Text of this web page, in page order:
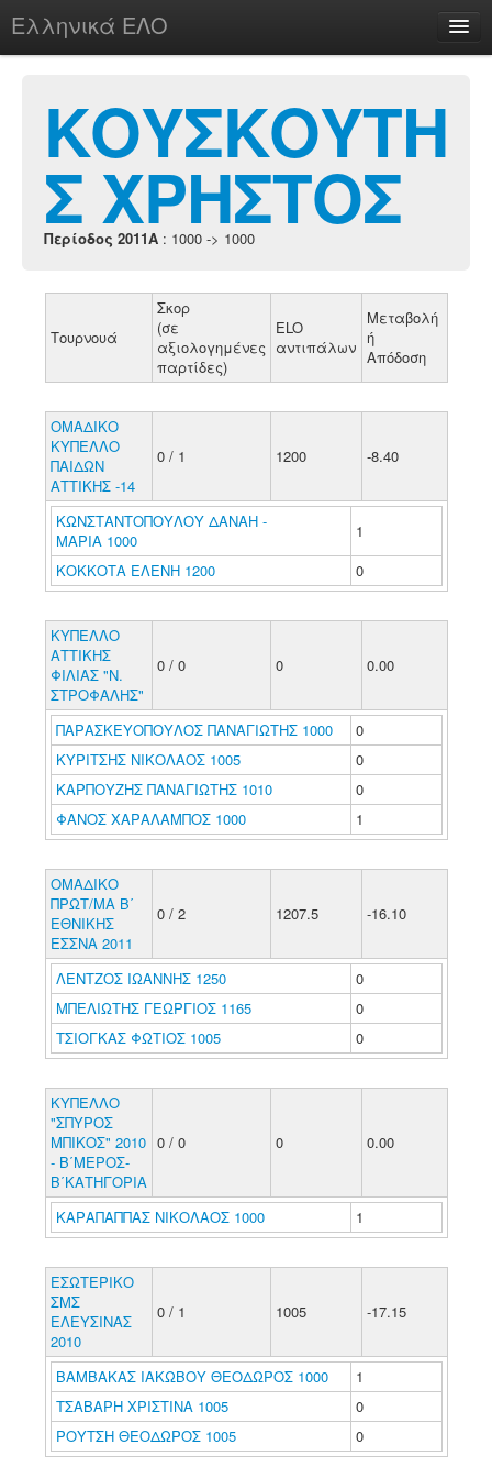
Ελληνικά ΕΛΟ
chesstu.be @ discord
Login
ΚΟΥΣΚΟΥΤΗ
Σ ΧΡΗΣΤΟΣ
Περίοδος 2011A : 1000 -> 1000
Τουρνουά
Σκορ
(σε
αξιολογημένες
παρτίδες)
ELO
αντιπάλων
Μεταβολή
ή
Απόδοση
ΟΜΑΔΙΚΟ
ΚΥΠΕΛΛΟ
ΠΑΙΔΩΝ
ΑΤΤΙΚΗΣ -14
0 / 1 1200 -8.40
ΚΩΝΣΤΑΝΤΟΠΟΥΛΟΥ ΔΑΝΑΗ -
ΜΑΡΙΑ 1000
1
ΚΟΚΚΟΤΑ ΕΛΕΝΗ 1200
0
ΚΥΠΕΛΛΟ
ΑΤΤΙΚΗΣ
ΦΙΛΙΑΣ "Ν.
ΣΤΡΟΦΑΛΗΣ"
0 / 0 0 0.00
ΠΑΡΑΣΚΕΥΟΠΟΥΛΟΣ ΠΑΝΑΓΙΩΤΗΣ 1000
0
ΚΥΡΙΤΣΗΣ ΝΙΚΟΛΑΟΣ 1005
0
ΚΑΡΠΟΥΖΗΣ ΠΑΝΑΓΙΩΤΗΣ 1010
0
ΦΑΝΟΣ ΧΑΡΑΛΑΜΠΟΣ 1000
1
ΟΜΑΔΙΚΟ
ΠΡΩΤ/ΜΑ Β΄
ΕΘΝΙΚΗΣ
ΕΣΣΝΑ 2011
0 / 2 1207.5 -16.10
ΛΕΝΤΖΟΣ ΙΩΑΝΝΗΣ 1250
0
ΜΠΕΛΙΩΤΗΣ ΓΕΩΡΓΙΟΣ 1165
0
ΤΣΙΟΓΚΑΣ ΦΩΤΙΟΣ 1005
0
ΚΥΠΕΛΛΟ
"ΣΠΥΡΟΣ
ΜΠΙΚΟΣ" 2010
- Β΄ΜΕΡΟΣ-
Β΄ΚΑΤΗΓΟΡΙΑ
0 / 0 0 0.00
ΚΑΡΑΠΑΠΠΑΣ ΝΙΚΟΛΑΟΣ 1000 1
ΕΣΩΤΕΡΙΚΟ
ΣΜΣ
ΕΛΕΥΣΙΝΑΣ
2010
0 / 1 1005 -17.15
ΒΑΜΒΑΚΑΣ ΙΑΚΩΒΟΥ ΘΕΟΔΩΡΟΣ 1000
1
ΤΣΑΒΑΡΗ ΧΡΙΣΤΙΝΑ 1005
0
ΡΟΥΤΣΗ ΘΕΟΔΩΡΟΣ 1005
0